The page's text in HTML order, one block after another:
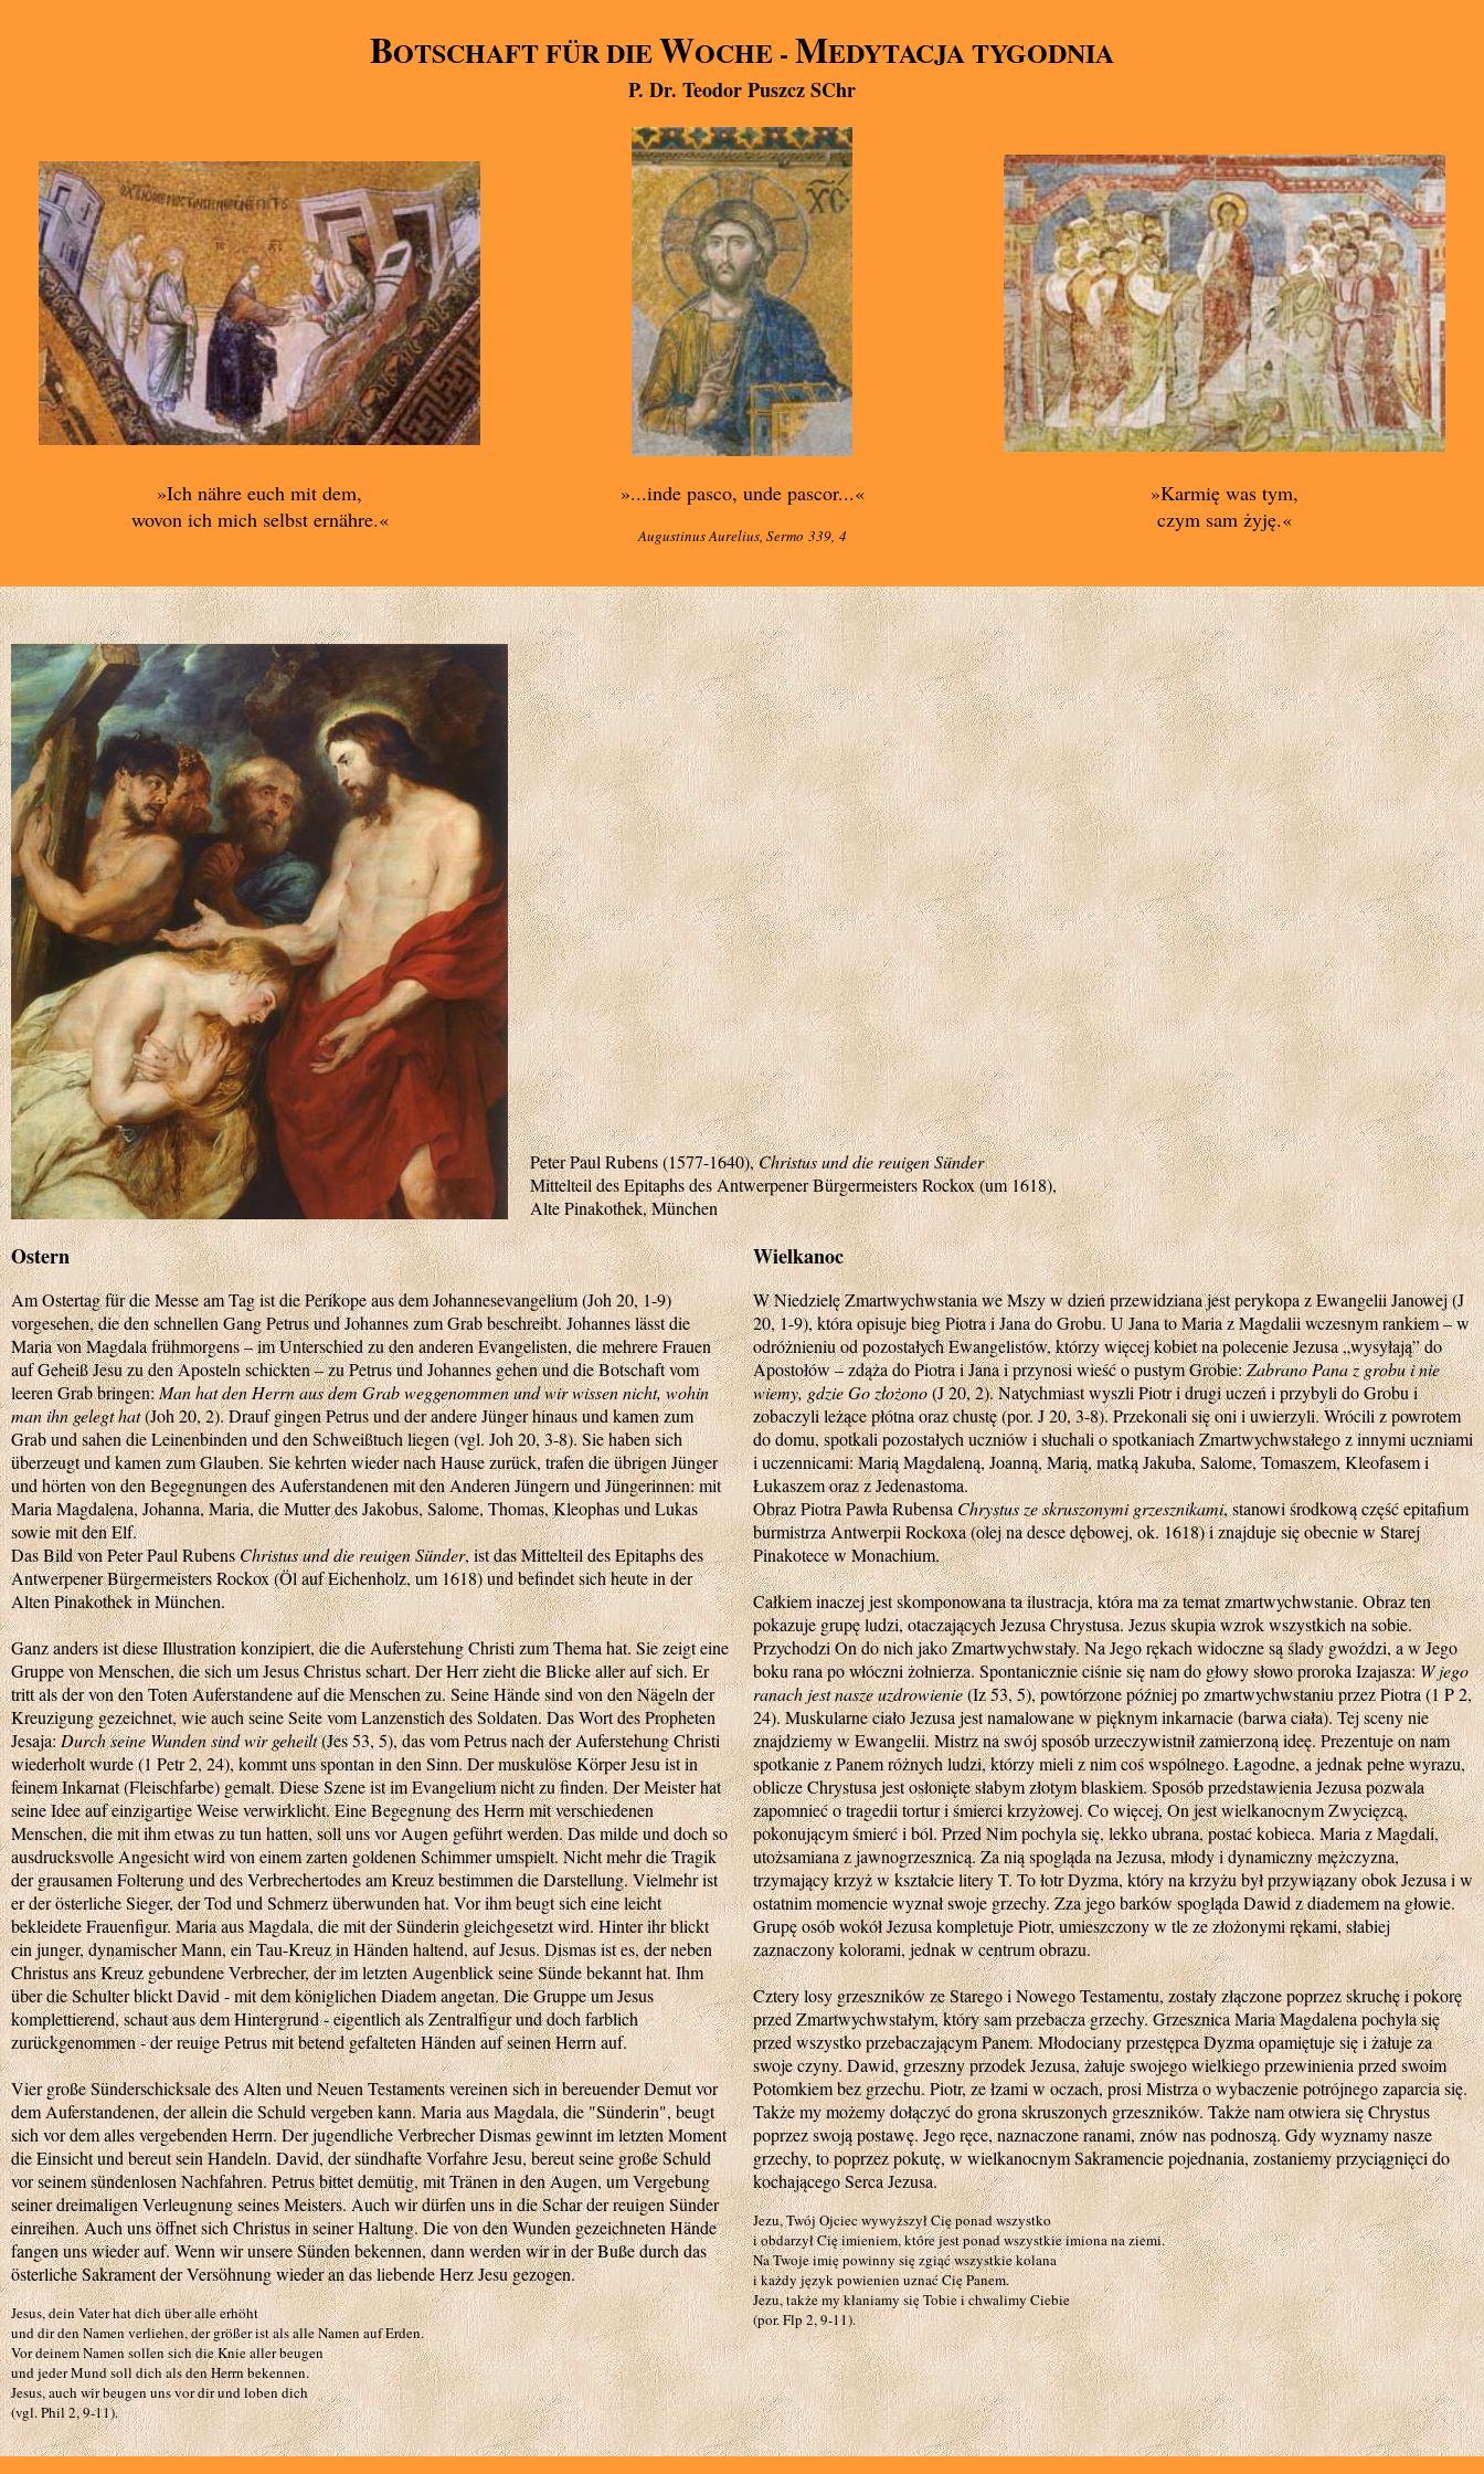
BOTSCHAFT FÜR DIEWOCHE - MEDYTACJA TYGODNIA
P. Dr. Teodor Puszcz SChr
»Ich nähre euch mit dem,
wovon ich mich selbst ernähre.«
»...inde pasco, unde pascor...«
Augustinus Aurelius, Sermo 339, 4
»Karmię was tym,
czym sam żyję.«
Peter Paul Rubens (1577-1640),Christus und die reuigen Sünder
Mittelteil des Epitaphs des Antwerpener Bürgermeisters Rockox (um 1618),
Alte Pinakothek, München
Ostern
Am Ostertag für die Messe am Tag ist die Perikope aus dem Johannesevangelium (Joh 20, 1-9)
vorgesehen, die den schnellen Gang Petrus und Johannes zum Grab beschreibt. Johannes lässt die
Maria von Magdala frühmorgens – im Unterschied zu den anderen Evangelisten, die mehrere Frauen
auf Geheiß Jesu zu den Aposteln schickten – zu Petrus und Johannes gehen und die Botschaft vom
leeren Grab bringen:Man hat den Herrn aus dem Grab weggenommen und wir wissen nicht, wohin
man ihn gelegt hat(Joh 20, 2). Drauf gingen Petrus und der andere Jünger hinaus und kamen zum
Grab und sahen die Leinenbinden und den Schweißtuch liegen (vgl. Joh 20, 3-8). Sie haben sich
überzeugt und kamen zum Glauben. Sie kehrten wieder nach Hause zurück, trafen die übrigen Jünger
und hörten von den Begegnungen des Auferstandenen mit den Anderen Jüngern und Jüngerinnen: mit
Maria Magdalena, Johanna, Maria, die Mutter des Jakobus, Salome, Thomas, Kleophas und Lukas
sowie mit den Elf.
Das Bild von Peter Paul RubensChristus und die reuigen Sünder, ist das Mittelteil des Epitaphs des
Antwerpener Bürgermeisters Rockox (Öl auf Eichenholz, um 1618) und befindet sich heute in der
Alten Pinakothek in München.
Ganz anders ist diese Illustration konzipiert, die die Auferstehung Christi zum Thema hat. Sie zeigt eine
Gruppe von Menschen, die sich um Jesus Christus schart. Der Herr zieht die Blicke aller auf sich. Er
tritt als der von den Toten Auferstandene auf die Menschen zu. Seine Hände sind von den Nägeln der
Kreuzigung gezeichnet, wie auch seine Seite vom Lanzenstich des Soldaten. Das Wort des Propheten
Jesaja: Durch seine Wunden sind wir geheilt(Jes 53, 5), das vom Petrus nach der Auferstehung Christi
wiederholt wurde (1 Petr 2, 24), kommt uns spontan in den Sinn. Der muskulöse Körper Jesu ist in
feinem Inkarnat (Fleischfarbe) gemalt. Diese Szene ist im Evangelium nicht zu finden. Der Meister hat
seine Idee auf einzigartige Weise verwirklicht. Eine Begegnung des Herrn mit verschiedenen
Menschen, die mit ihm etwas zu tun hatten, soll uns vor Augen geführt werden. Das milde und doch so
ausdrucksvolle Angesicht wird von einem zarten goldenen Schimmer umspielt. Nicht mehr die Tragik
der grausamen Folterung und des Verbrechertodes am Kreuz bestimmen die Darstellung. Vielmehr ist
er der österliche Sieger, der Tod und Schmerz überwunden hat. Vor ihm beugt sich eine leicht
bekleidete Frauenfigur. Maria aus Magdala, die mit der Sünderin gleichgesetzt wird. Hinter ihr blickt
ein junger, dynamischer Mann, ein Tau-Kreuz in Händen haltend, auf Jesus. Dismas ist es, der neben
Christus ans Kreuz gebundene Verbrecher, der im letzten Augenblick seine Sünde bekannt hat. Ihm
über die Schulter blickt David - mit dem königlichen Diadem angetan. Die Gruppe um Jesus
komplettierend, schaut aus dem Hintergrund - eigentlich als Zentralfigur und doch farblich
zurückgenommen - der reuige Petrus mit betend gefalteten Händen auf seinen Herrn auf.
Vier große Sünderschicksale des Alten und Neuen Testaments vereinen sich in bereuender Demut vor
dem Auferstandenen, der allein die Schuld vergeben kann. Maria aus Magdala, die "Sünderin", beugt
sich vor dem alles vergebenden Herrn. Der jugendliche Verbrecher Dismas gewinnt im letzten Moment
die Einsicht und bereut sein Handeln. David, der sündhafte Vorfahre Jesu, bereut seine große Schuld
vor seinem sündenlosen Nachfahren. Petrus bittet demütig, mit Tränen in den Augen, um Vergebung
seiner dreimaligen Verleugnung seines Meisters. Auch wir dürfen uns in die Schar der reuigen Sünder
einreihen. Auch uns öffnet sich Christus in seiner Haltung. Die von den Wunden gezeichneten Hände
fangen uns wieder auf. Wenn wir unsere Sünden bekennen, dann werden wir in der Buße durch das
österliche Sakrament der Versöhnung wieder an das liebende Herz Jesu gezogen.
Jesus, dein Vater hat dich über alle erhöht
und dir den Namen verliehen, der größer ist als alle Namen auf Erden.
Vor deinem Namen sollen sich die Knie aller beugen
und jeder Mund soll dich als den Herrn bekennen.
Jesus, auch wir beugen uns vor dir und loben dich
(vgl. Phil 2, 9-11).
Wielkanoc
W Niedzielę Zmartwychwstania we Mszy w dzień przewidziana jest perykopa z Ewangelii Janowej (J
20, 1-9), która opisuje bieg Piotra i Jana do Grobu. U Jana to Maria z Magdalii wczesnym rankiem – w
odróżnieniu od pozostałych Ewangelistów, którzy więcej kobiet na polecenie Jezusa „wysyłają” do
Apostołów – zdąża do Piotra i Jana i przynosi wieść o pustym Grobie:Zabrano Pana z grobu i nie
wiemy, gdzie Go złożono(J 20, 2). Natychmiast wyszli Piotr i drugi uczeń i przybyli do Grobu i
zobaczyli leżące płótna oraz chustę (por. J 20, 3-8). Przekonali się oni i uwierzyli. Wrócili z powrotem
do domu, spotkali pozostałych uczniów i słuchali o spotkaniach Zmartwychwstałego z innymi uczniami
i uczennicami: Marią Magdaleną, Joanną, Marią, matką Jakuba, Salome, Tomaszem, Kleofasem i
Łukaszem oraz z Jedenastoma.
Obraz Piotra Pawła Rubensa Chrystus ze skruszonymi grzesznikami, stanowi środkową część epitafium
burmistrza Antwerpii Rockoxa (olej na desce dębowej, ok. 1618) i znajduje się obecnie w Starej
Pinakotece w Monachium.
Całkiem inaczej jest skomponowana ta ilustracja, która ma za temat zmartwychwstanie. Obraz ten
pokazuje grupę ludzi, otaczających Jezusa Chrystusa. Jezus skupia wzrok wszystkich na sobie.
Przychodzi On do nich jako Zmartwychwstały. Na Jego rękach widoczne są ślady gwoździ, a w Jego
boku rana po włóczni żołnierza. Spontanicznie ciśnie się nam do głowy słowo proroka Izajasza: W jego
ranach jest nasze uzdrowienie(Iz 53, 5), powtórzone później po zmartwychwstaniu przez Piotra (1 P 2,
24). Muskularne ciało Jezusa jest namalowane w pięknym inkarnacie (barwa ciała). Tej sceny nie
znajdziemy w Ewangelii. Mistrz na swój sposób urzeczywistnił zamierzoną ideę. Prezentuje on nam
spotkanie z Panem różnych ludzi, którzy mieli z nim coś wspólnego. Łagodne, a jednak pełne wyrazu,
oblicze Chrystusa jest osłonięte słabym złotym blaskiem. Sposób przedstawienia Jezusa pozwala
zapomnieć o tragedii tortur i śmierci krzyżowej. Co więcej, On jest wielkanocnym Zwycięzcą,
pokonującym śmierć i ból. Przed Nim pochyla się, lekko ubrana, postać kobieca. Maria z Magdali,
utożsamiana z jawnogrzesznicą. Za nią spogląda na Jezusa, młody i dynamiczny mężczyzna,
trzymający krzyż w kształcie litery T. To łotr Dyzma, który na krzyżu był przywiązany obok Jezusa i w
ostatnim momencie wyznał swoje grzechy. Zza jego barków spogląda Dawid z diademem na głowie.
Grupę osób wokół Jezusa kompletuje Piotr, umieszczony w tle ze złożonymi rękami, słabiej
zaznaczony kolorami, jednak w centrum obrazu.
Cztery losy grzeszników ze Starego i Nowego Testamentu, zostały złączone poprzez skruchę i pokorę
przed Zmartwychwstałym, który sam przebacza grzechy. Grzesznica Maria Magdalena pochyla się
przed wszystko przebaczającym Panem. Młodociany przestępca Dyzma opamiętuje się i żałuje za
swoje czyny. Dawid, grzeszny przodek Jezusa, żałuje swojego wielkiego przewinienia przed swoim
Potomkiem bez grzechu. Piotr, ze łzami w oczach, prosi Mistrza o wybaczenie potrójnego zaparcia się.
Także my możemy dołączyć do grona skruszonych grzeszników. Także nam otwiera się Chrystus
poprzez swoją postawę. Jego ręce, naznaczone ranami, znów nas podnoszą. Gdy wyznamy nasze
grzechy, to poprzez pokutę, w wielkanocnym Sakramencie pojednania, zostaniemy przyciągnięci do
kochającego Serca Jezusa.
Jezu, Twój Ojciec wywyższył Cię ponad wszystko
i obdarzył Cię imieniem, które jest ponad wszystkie imiona na ziemi.
Na Twoje imię powinny się zgiąć wszystkie kolana
i każdy język powienien uznać Cię Panem.
Jezu, także my kłaniamy się Tobie i chwalimy Ciebie
(por. Flp 2, 9-11).